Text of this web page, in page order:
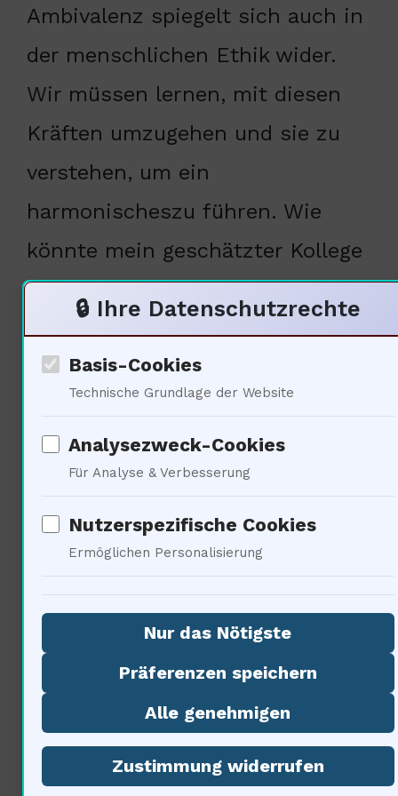
Ambivalenz spiegelt sich auch in
der menschlichen Ethik wider.
Wir müssen lernen, mit diesen
Kräften umzugehen und sie zu
verstehen, um ein
harmonischeszu führen. Wie
könnte mein geschätzter Kollege
Karl Marx (Soziologe, 1818-1883)
diese Überlegungen in den
sozialen Kontext einordnen?
Soziale Implikationen der
kosmischen Strahlung
Die kosmische Strahlung hat
soziale Implikationen, die nicht
🔒 Ihre Datenschutzrechte
Basis-Cookies
Technische Grundlage der Website
Analysezweck-Cookies
Für Analyse & Verbesserung
Nutzerspezifische Cookies
Ermöglichen Personalisierung
Nur das Nötigste
Präferenzen speichern
Alle genehmigen
Zustimmung widerrufen